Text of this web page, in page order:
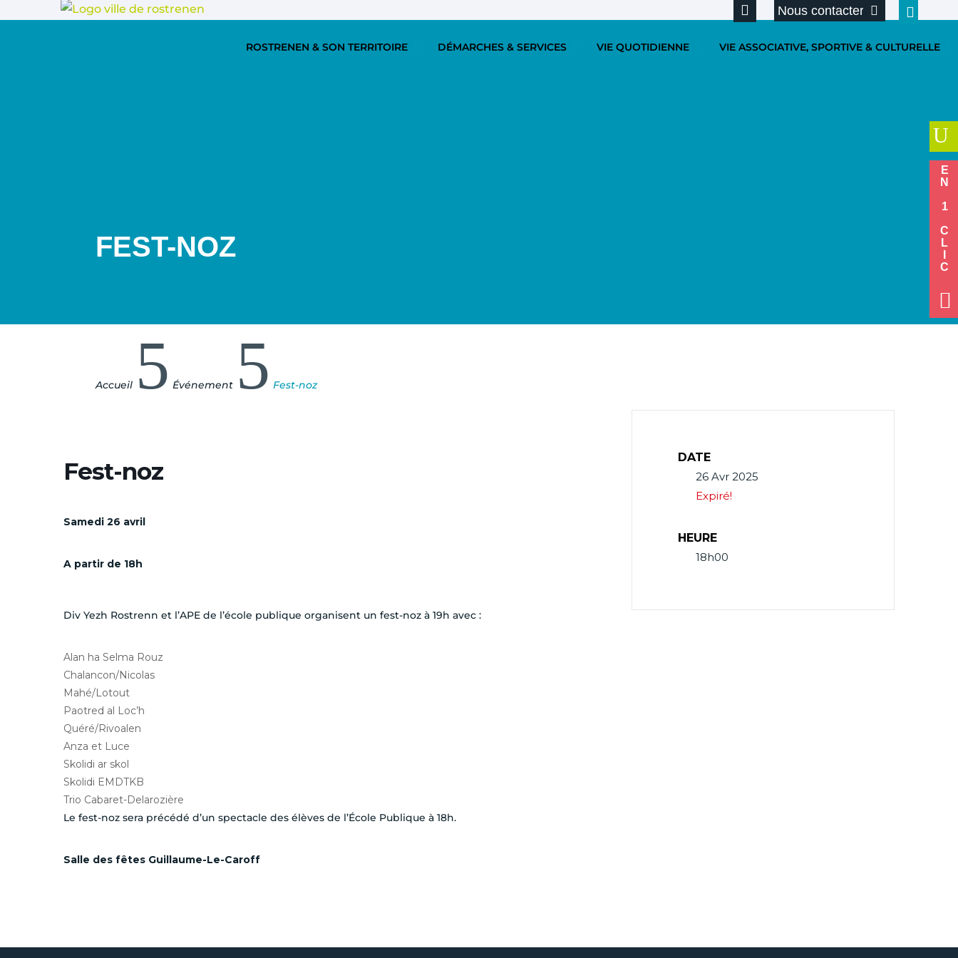
Nous contacter
ROSTRENEN & SON TERRITOIRE DÉMARCHES & SERVICES VIE QUOTIDIENNE VIE ASSOCIATIVE, SPORTIVE & CULTURELLE
FEST-NOZ
Accueil 5 Événement 5 Fest-noz
Fest-noz
Samedi 26 avril
A partir de 18h
Div Yezh Rostrenn et l’APE de l’école publique organisent un fest-noz à 19h avec :
Alan ha Selma Rouz
Chalancon/Nicolas
Mahé/Lotout
Paotred al Loc’h
Quéré/Rivoalen
Anza et Luce
Skolidi ar skol
Skolidi EMDTKB
Trio Cabaret-Delarozière
Le fest-noz sera précédé d’un spectacle des élèves de l’École Publique à 18h.
Salle des fêtes Guillaume-Le-Caroff
DATE
26 Avr 2025
Expiré!
HEURE
18h00
U
EN 1 CLIC
